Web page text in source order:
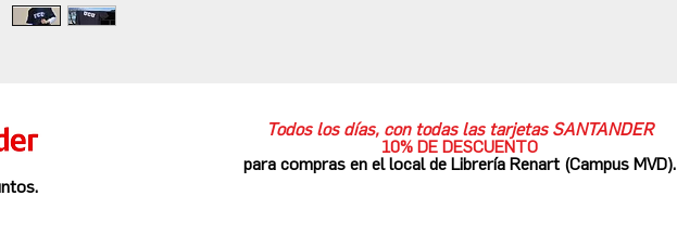
Todos los días, con todas las tarjetas SANTANDER
10% DE DESCUENTO
para compras en el local de Librería Renart (Campus MVD).